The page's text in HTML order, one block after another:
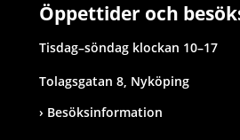
Öppettider och
Tisdag–söndag klockan 10–17
Tolagsgatan 8, Nyköping
Besöksinformation